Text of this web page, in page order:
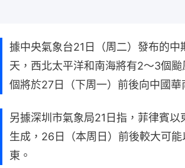
據中央氣象台21日（周二）發布的中
天，西北太平洋和南海將有2～3個颱
個將於27日（下周一）前後向中國華
另據深圳市氣象局21日指，菲律賓以
生成，26日（本周日）前後較大可
東。